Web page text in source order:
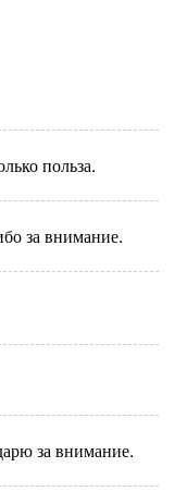
польза.
за внимание.
за внимание.